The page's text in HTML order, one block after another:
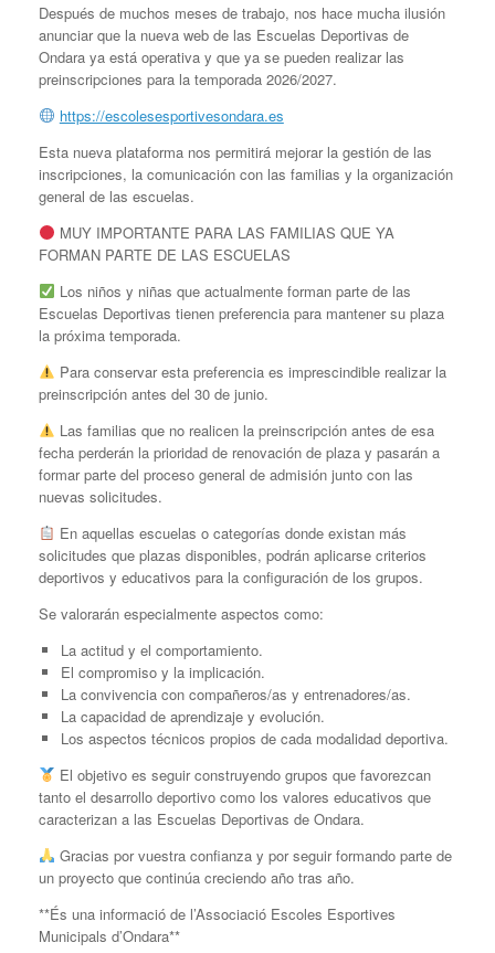
Después de muchos meses de trabajo, nos hace mucha ilusión
anunciar que la nueva web de las Escuelas Deportivas de
Ondara ya está operativa y que ya se pueden realizar las
preinscripciones para la temporada 2026/2027.
https://escolesesportivesondara.es
Esta nueva plataforma nos permitirá mejorar la gestión de las
inscripciones, la comunicación con las familias y la organización
general de las escuelas.
MUY IMPORTANTE PARA LAS FAMILIAS QUE YA
FORMAN PARTE DE LAS ESCUELAS
Los niños y niñas que actualmente forman parte de las
Escuelas Deportivas tienen preferencia para mantener su plaza
la próxima temporada.
Para conservar esta preferencia es imprescindible realizar la
preinscripción antes del 30 de junio.
Las familias que no realicen la preinscripción antes de esa
fecha perderán la prioridad de renovación de plaza y pasarán a
formar parte del proceso general de admisión junto con las
nuevas solicitudes.
En aquellas escuelas o categorías donde existan más
solicitudes que plazas disponibles, podrán aplicarse criterios
deportivos y educativos para la configuración de los grupos.
Se valorarán especialmente aspectos como:
La actitud y el comportamiento.
El compromiso y la implicación.
La convivencia con compañeros/as y entrenadores/as.
La capacidad de aprendizaje y evolución.
Los aspectos técnicos propios de cada modalidad deportiva.
El objetivo es seguir construyendo grupos que favorezcan
tanto el desarrollo deportivo como los valores educativos que
caracterizan a las Escuelas Deportivas de Ondara.
Gracias por vuestra confianza y por seguir formando parte de
un proyecto que continúa creciendo año tras año.
**És una informació de l’Associació Escoles Esportives
Municipals d’Ondara**